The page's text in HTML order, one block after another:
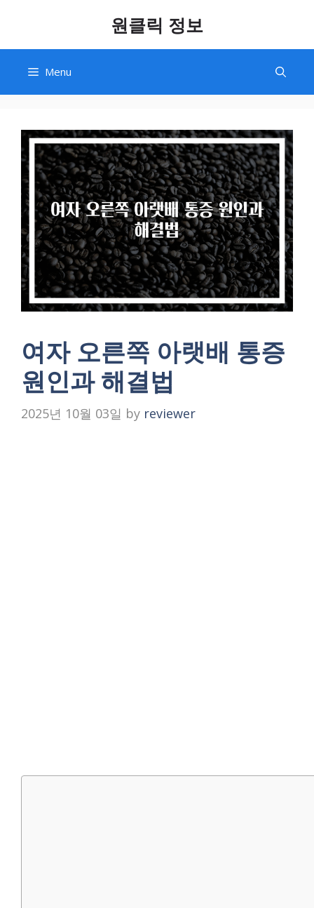
content
원클릭 정보
Menu
여자 오른쪽 아랫배 통증
원인과 해결법
2025년 10월 03일 by reviewer